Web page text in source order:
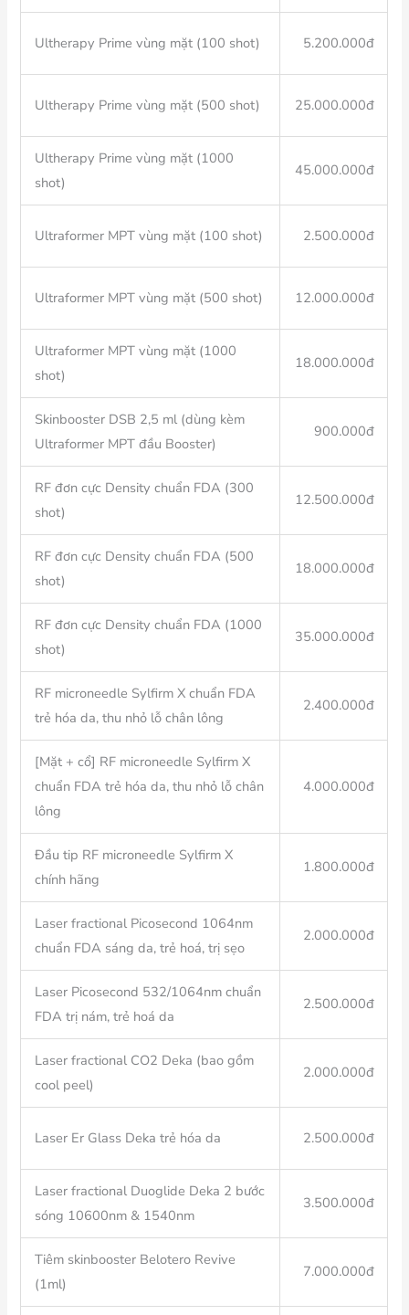
Ultherapy Prime vùng mặt (100 shot) 5.200.000đ
Ultherapy Prime vùng mặt (500 shot) 25.000.000đ
Ultherapy Prime vùng mặt (1000
shot)
45.000.000đ
Ultraformer MPT vùng mặt (100 shot) 2.500.000đ
Ultraformer MPT vùng mặt (500 shot) 12.000.000đ
Ultraformer MPT vùng mặt (1000
shot)
18.000.000đ
Skinbooster DSB 2,5 ml (dùng kèm
Ultraformer MPT đầu Booster)
900.000đ
RF đơn cực Density chuẩn FDA (300
shot)
12.500.000đ
RF đơn cực Density chuẩn FDA (500
shot)
18.000.000đ
RF đơn cực Density chuẩn FDA (1000
shot)
35.000.000đ
RF microneedle Sylfirm X chuẩn FDA
trẻ hóa da, thu nhỏ lỗ chân lông
2.400.000đ
[Mặt + cổ] RF microneedle Sylfirm X
chuẩn FDA trẻ hóa da, thu nhỏ lỗ chân
lông
4.000.000đ
Đầu tip RF microneedle Sylfirm X
chính hãng
1.800.000đ
Laser fractional Picosecond 1064nm
chuẩn FDA sáng da, trẻ hoá, trị sẹo
2.000.000đ
Laser Picosecond 532/1064nm chuẩn
FDA trị nám, trẻ hoá da
2.500.000đ
Laser fractional CO2 Deka (bao gồm
cool peel)
2.000.000đ
Laser Er Glass Deka trẻ hóa da 2.500.000đ
Laser fractional Duoglide Deka 2 bước
sóng 10600nm & 1540nm
3.500.000đ
Tiêm skinbooster Belotero Revive
(1ml)
7.000.000đ